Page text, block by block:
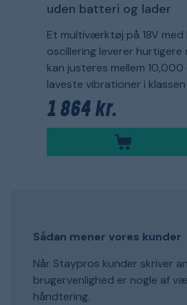
uden batteri og lader
Et multiværktøj på 18V med
oscillering leverer
kan justeres mellem
laveste vibrationer i
1 864 kr.
Sådan mener vores kunder
Når Staypros kunder skriver
brugervenlighed er nogle af
håndtering.